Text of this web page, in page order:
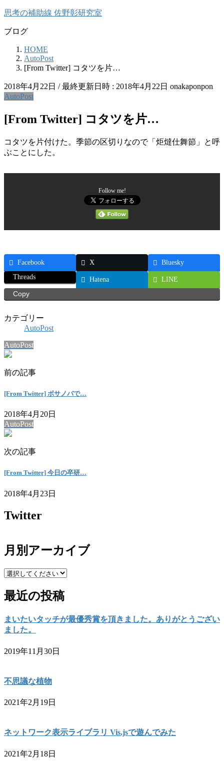
コ
テ
キ
ッ
ナ
ゲ
に
移
思考の補助線 佐野彰研究室
ブログ
HOME
AutoPost
[From Twitter] コタツを片…
2018年4月22日 / 最終更新日時 : 2018年4月22日 onakaponpon
AutoPost
[From Twitter] コタツを片…
コタツを片付けた。季節の区切りなので「炬燵仕舞節」と呼
ぶことにした。
Follow me!
Facebook X
Bluesky
Threads
Hatena
LINE
Copy
カテゴリー
AutoPost
AutoPost
前の記事
[From Twitter] ボサノバで…
2018年4月20日
AutoPost
次の記事
[From Twitter] 今日の卒研…
2018年4月23日
Twitter
月別アーカイブ
最近の投稿
まいたいタッチが最優秀賞を頂きました。ありがとうござい
ました。
2019年11月30日
不思議な植物
2021年2月19日
ネットワーク表示ライブラリ Vis.jsで遊んでみた
2021年2月18日